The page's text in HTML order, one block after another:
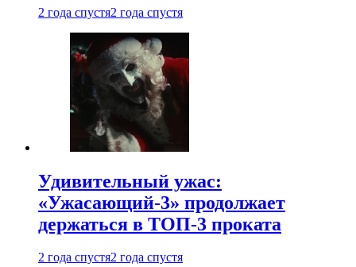
2 года спустя2 года спустя
Удивительный ужас:
«Ужасающий-3» продолжает
держаться в ТОП-3 проката
2 года спустя2 года спустя